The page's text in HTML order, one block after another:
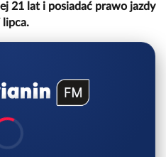
21 lat i posiadać prawo jazdy
lipca.